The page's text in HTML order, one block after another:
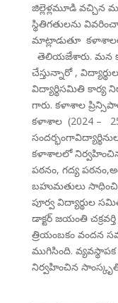
జిల్లెళ్లమూడి వచ్చిన
స్థితిగతులను
మాట్లాడుతూ కళాశాలలో
తెలియజేశారు. మన
చేస్తున్నారో ,
విద్యార్థిసమితి కార్య
గారు. కళాశాల
కళాశాల (2024 –
కళాశాలలో నిర్వహించిన
పఠనం, గద్య
బహుమతులు
పూర్వ విద్యార్థుల
డాక్టర్ జయంతి
త్రియంబకం వందన
ముగిసింది.
నిర్వహించిన